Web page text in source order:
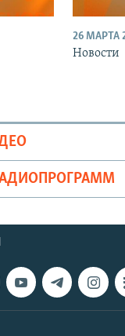
26 МАРТА
Новости